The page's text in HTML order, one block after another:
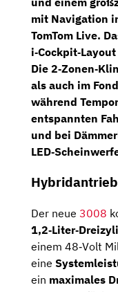
mit Navigation
TomTom Live.
Die
als auch im
während
entspannten
und bei
Der neue 3008
einem 48‑Volt
eine
ein maximales